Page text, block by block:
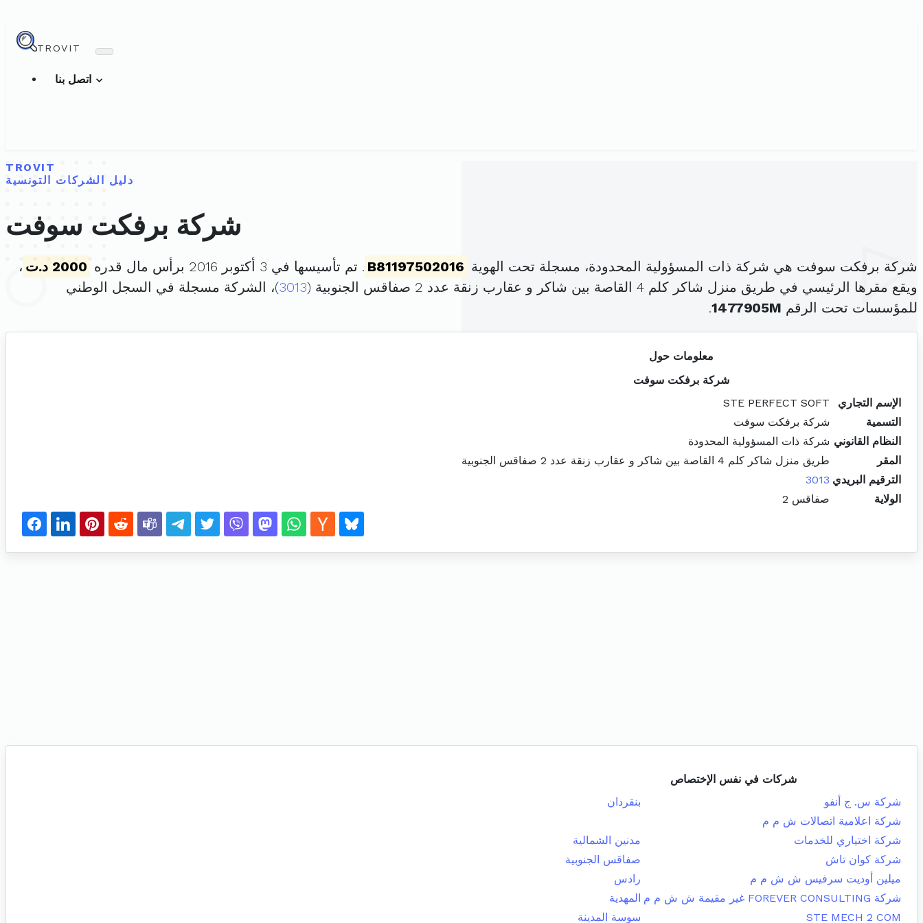
TROVIT
TROVIT
دليل الشركات التونسية
شركة برفكت سوفت
شركة برفكت سوفت هي شركة ذات المسؤولية المحدودة، مسجلة تحت الهوية B81197502016 . تم تأسيسها في 3 أكتوبر 2016 برأس مال قدره 2000 د.ت
،
ويقع مقرها الرئيسي في طريق منزل شاكر كلم 4 القاصة بين شاكر و عقارب زنقة عدد 2 صفاقس الجنوبية (
3013)، الشركة مسجلة في السجل الوطني
للمؤسسات تحت الرقم 1477905M
.
معلومات حول
شركة برفكت سوفت
الإسم التجاري
STE PERFECT SOFT
التسمية
شركة برفكت سوفت
النظام القانوني شركة ذات المسؤولية المحدودة
المقر
طريق منزل شاكر كلم 4 القاصة بين شاكر و عقارب زنقة عدد 2 صفاقس الجنوبية
الترقيم البريدي 3013
الولاية
صفاقس 2
شركات في نفس الإختصاص
شركة س. ج أنفو
بنقردان
شركة اعلامية اتصالات ش م م
شركة اختياري للخدمات
مدنين الشمالية
شركة كوان تاش
صفاقس الجنوبية
ميلين أوديت سرفيس ش ش م م
رادس
شركة FOREVER CONSULTING غير مقيمة ش ش م م
المهدية
STE MECH 2 COM
سوسة المدينة